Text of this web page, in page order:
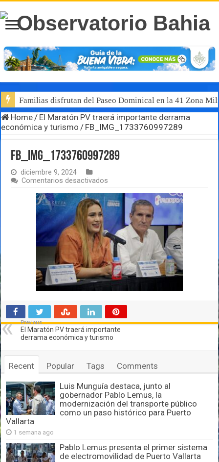
Familias disfrutan del Paseo Dominical en la 41 Zona
Home/ El Maratón PV traerá importante derrama
económica y turismo / FB_IMG_1733760997289
FB_IMG_1733760997289
diciembre 9, 2024
Comentarios desactivados
Previous
El Maratón PV traerá importante
derrama económica y turismo
Recent Popular Tags Comments
Luis Munguía destaca, junto al
gobernador Pablo Lemus, la
modernización del transporte público
como un paso histórico para Puerto
Vallarta
1 semana ago
Pablo Lemus presenta el primer sistema
de electromovilidad de Puerto Vallarta